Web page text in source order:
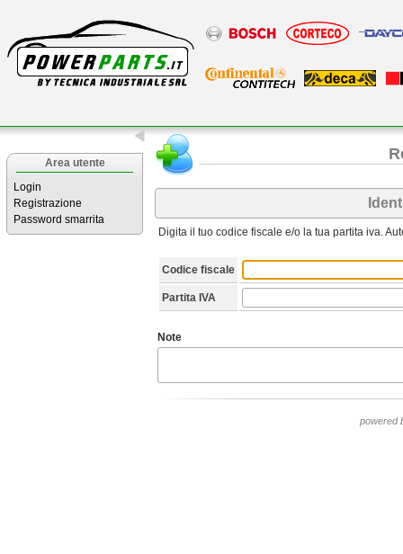
Area utente
Login
Registrazione
Password smarrita
Digita il tuo codice fiscale e/o la tua partita iva.
Codice fiscale
Partita IVA
Note
powered